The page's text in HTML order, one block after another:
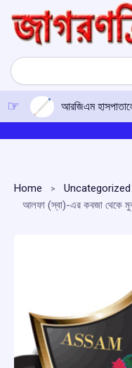
content
Search
আরজিএম
Home
Uncategorized